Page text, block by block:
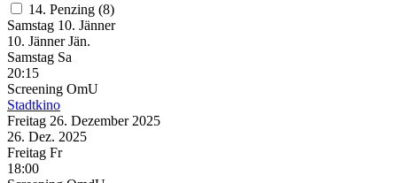
14. Penzing (8)
Samstag 10. Jänner
10. Jänner Jän.
Samstag Sa
20:15
Screening OmU
Stadtkino
Freitag 26. Dezember 2025
26. Dez. 2025
Freitag Fr
18:00